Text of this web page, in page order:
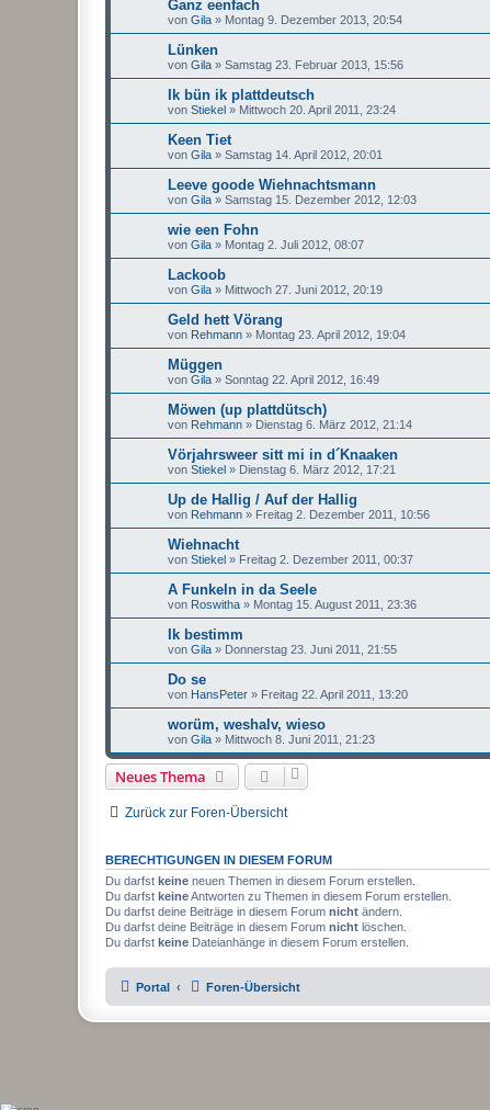
Ganz eenfach
von Gila » Montag 9. Dezember 2013, 20:54
Lünken
von Gila » Samstag 23. Februar 2013, 15:56
Ik bün ik plattdeutsch
von Stiekel » Mittwoch 20. April 2011, 23:24
Keen Tiet
von Gila » Samstag 14. April 2012, 20:01
Leeve goode Wiehnachtsmann
von Gila » Samstag 15. Dezember 2012, 12:03
wie een Fohn
von Gila » Montag 2. Juli 2012, 08:07
Lackoob
von Gila » Mittwoch 27. Juni 2012, 20:19
Geld hett Vörang
von Rehmann » Montag 23. April 2012, 19:04
Müggen
von Gila » Sonntag 22. April 2012, 16:49
Möwen (up plattdütsch)
von Rehmann » Dienstag 6. März 2012, 21:14
Vörjahrsweer sitt mi in d´Knaaken
von Stiekel » Dienstag 6. März 2012, 17:21
Up de Hallig / Auf der Hallig
von Rehmann » Freitag 2. Dezember 2011, 10:56
Wiehnacht
von Stiekel » Freitag 2. Dezember 2011, 00:37
A Funkeln in da Seele
von Roswitha » Montag 15. August 2011, 23:36
Ik bestimm
von Gila » Donnerstag 23. Juni 2011, 21:55
Do se
von HansPeter » Freitag 22. April 2011, 13:20
worüm, weshalv, wieso
von Gila » Mittwoch 8. Juni 2011, 21:23
Neues Thema
Zurück zur Foren-Übersicht
BERECHTIGUNGEN IN DIESEM FORUM
Du darfst keine neuen Themen in diesem Forum erstellen.
Du darfst keineAntworten zu Themen in diesem Forum erstellen.
Du darfst deine Beiträge in diesem Forum nicht ändern.
Du darfst deine Beiträge in diesem Forum nicht löschen.
Du darfst keine Dateianhänge in diesem Forum erstellen.
Portal Foren-Übersicht